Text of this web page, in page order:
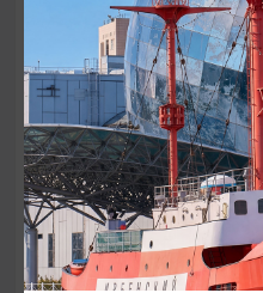
ОТ 250₽
ДЕТЯМ